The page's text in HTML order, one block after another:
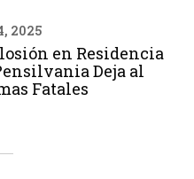
2025
en Residencia
Deja al
Fatales